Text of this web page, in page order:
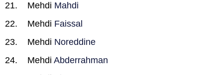
Mehdi Mahdi
Mehdi Faissal
Mehdi Noreddine
Mehdi Abderrahman